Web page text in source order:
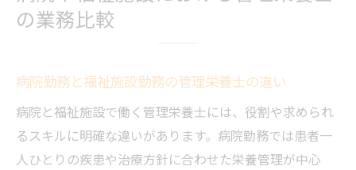
の業務比較
病院勤務と福祉施設勤務の管理栄養士の違い
病院と福祉施設で働く管理栄養士には、役割や求められ
るスキルに明確な違いがあります。病院勤務では患者一
人ひとりの疾患や治療方針に合わせた栄養管理が中心